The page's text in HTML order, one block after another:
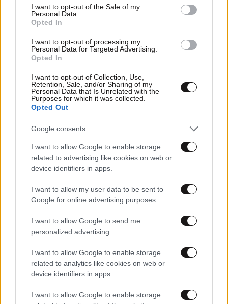
consent section.
I want to opt-out of the Sale of my
Personal Data.
Opted In
I want to opt-out of processing my
Personal Data for Targeted Advertising.
Opted In
I want to opt-out of Collection, Use,
Retention, Sale, and/or Sharing of my
Personal Data that Is Unrelated with the
Purposes for which it was collected.
Opted Out
Google consents
I want to allow Google to enable storage
related to advertising like cookies on web or
device identifiers in apps.
I want to allow my user data to be sent to
Google for online advertising purposes.
I want to allow Google to send me
personalized advertising.
I want to allow Google to enable storage
related to analytics like cookies on web or
device identifiers in apps.
I want to allow Google to enable storage
13·09·2025 11:33
Η γυναικεία γονιμότητα στα 20, στα 30 και στα 40 –
Όλα όσα πρέπει να γνωρίζετε
Η αλήθεια για την ανδρική γονιμότητα μετά τα 40 – 5